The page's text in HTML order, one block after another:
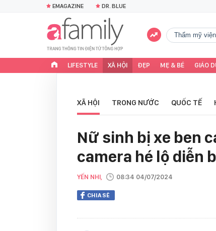
EMAGAZINE DR. BLUE
Thẩm mỹ
LIFESTYLE XÃ HỘI ĐẸP MẸ & BÉ GIÁO
XÃ HỘI TRONG NƯỚC QUỐC TẾ
Nữ sinh bị xe ben
camera hé lộ diễn
YẾN NHI, 08:34 04/07/2024
CHIA SẺ